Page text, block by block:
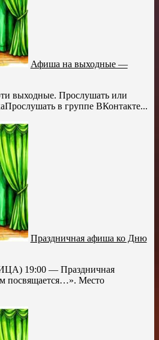
Афиша на выходные —
выходные. Прослушать или
в группе ВКонтакте...
Праздничная афиша ко Дню
19:00 — Праздничная
посвящается…». Место